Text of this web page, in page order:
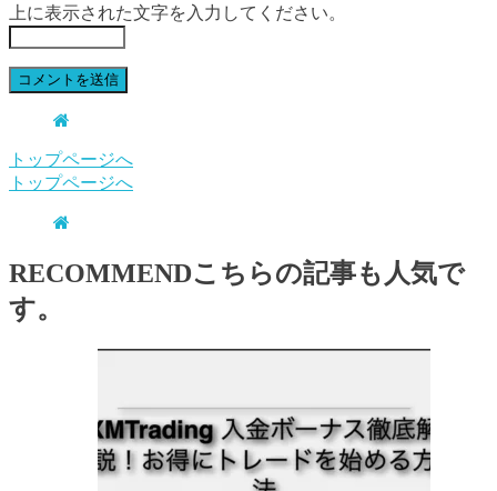
上に表示された文字を入力してください。
トップページへ
トップページへ
RECOMMENDこちらの記事も人気で
す。